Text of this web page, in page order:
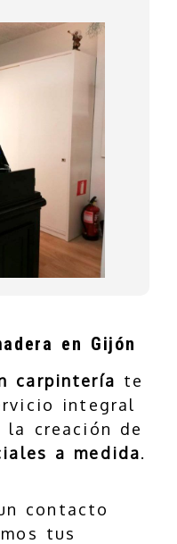
en Gijón
carpintería te
integral
la creación de
a medida.
contacto
tus